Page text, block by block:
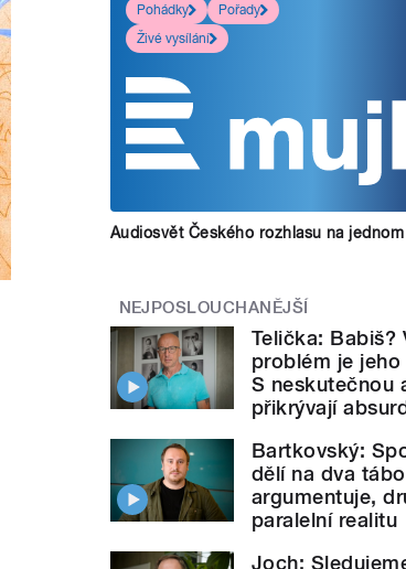
Pohádky
Pořady
Živé vysílání
Audiosvět Českého rozhlasu na
NEJPOSLOUCHANĚJŠÍ
Telička: Babiš?
problém je
S neskutečnou
přikrývají
Bartkovský:
dělí na dva
argumentuje,
paralelní realitu
Joch: